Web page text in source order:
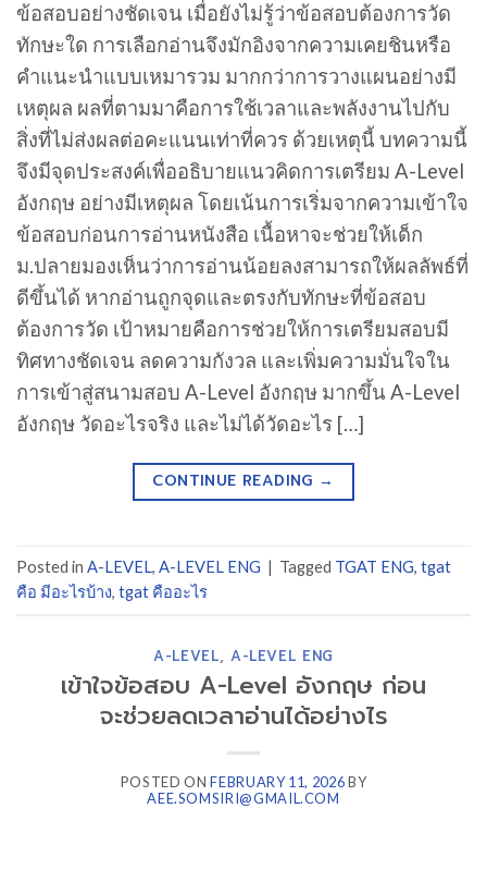
ข้อสอบอย่างชัดเจน เมื่อยังไม่รู้ว่าข้อสอบต้องการวัด
ทักษะใด การเลือกอ่านจึงมักอิงจากความเคยชินหรือ
คำแนะนำแบบเหมารวม มากกว่าการวางแผนอย่างมี
เหตุผล ผลที่ตามมาคือการใช้เวลาและพลังงานไปกับ
สิ่งที่ไม่ส่งผลต่อคะแนนเท่าที่ควร ด้วยเหตุนี้ บทความนี้
จึงมีจุดประสงค์เพื่ออธิบายแนวคิดการเตรียม A-Level
อังกฤษ อย่างมีเหตุผล โดยเน้นการเริ่มจากความเข้าใจ
ข้อสอบก่อนการอ่านหนังสือ เนื้อหาจะช่วยให้เด็ก
ม.ปลายมองเห็นว่าการอ่านน้อยลงสามารถให้ผลลัพธ์ที่
ดีขึ้นได้ หากอ่านถูกจุดและตรงกับทักษะที่ข้อสอบ
ต้องการวัด เป้าหมายคือการช่วยให้การเตรียมสอบมี
ทิศทางชัดเจน ลดความกังวล และเพิ่มความมั่นใจใน
การเข้าสู่สนามสอบ A-Level อังกฤษ มากขึ้น A-Level
อังกฤษ วัดอะไรจริง และไม่ได้วัดอะไร […]
CONTINUE READING →
Posted in A-LEVEL, A-LEVEL ENG | Tagged TGAT ENG, tgat
คือ มีอะไรบ้าง, tgat คืออะไร
A-LEVEL, A-LEVEL ENG
เข้าใจข้อสอบ A-Level อังกฤษ ก่อน
จะช่วยลดเวลาอ่านได้อย่างไร
POSTED ONFEBRUARY 11, 2026BY
AEE.SOMSIRI@GMAIL.COM